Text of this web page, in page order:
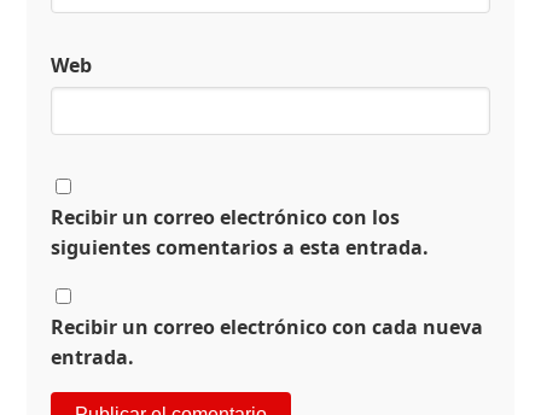
Web
Recibir un correo electrónico con los
siguientes comentarios a esta entrada.
Recibir un correo electrónico con cada nueva
entrada.